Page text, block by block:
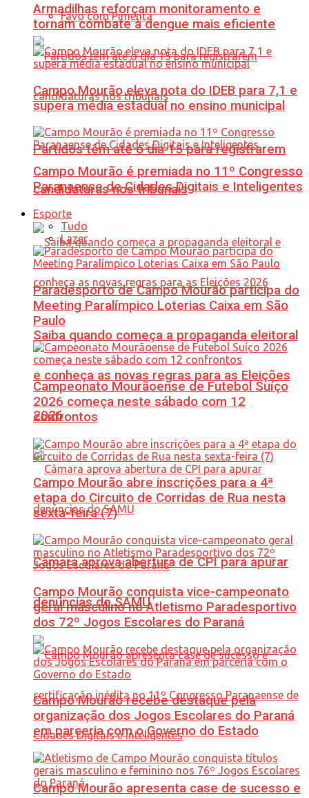
Favo com Pimenta
Partidos têm até o dia 15 para registrarem
candidaturas nos tribunais
Saiba quando começa a propaganda eleitoral
e conheça as novas regras para as Eleições
2026
Câmara aprova abertura de CPI para apurar
denúncias do SAMU
Campo Mourão apresenta case de sucesso e
Armadilhas reforçam monitoramento e
tornam combate à dengue mais eficiente
Campo Mourão eleva nota do IDEB para 7,1 e
supera média estadual no ensino municipal
Campo Mourão é premiada no 11º Congresso
Paranaense de Cidades Digitais e Inteligentes
Esporte
Tudo
Lazer
Paradesporto de Campo Mourão participa do
Meeting Paralímpico Loterias Caixa em São
Paulo
Campeonato Mourãoense de Futebol Suíço
2026 começa neste sábado com 12
confrontos
Campo Mourão abre inscrições para a 4ª
etapa do Circuito de Corridas de Rua nesta
sexta-feira (7)
Campo Mourão conquista vice-campeonato
geral masculino no Atletismo Paradesportivo
dos 72º Jogos Escolares do Paraná
Campo Mourão recebe destaque pela
organização dos Jogos Escolares do Paraná
em parceria com o Governo do Estado